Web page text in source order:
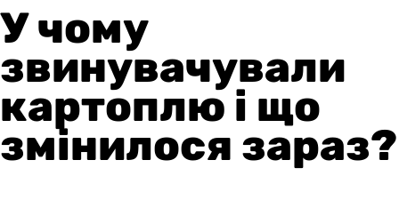
У чому
звинувачували
картоплю і що
змінилося зараз?